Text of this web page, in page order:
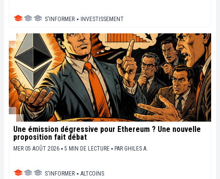
S'INFORMER ▪ INVESTISSEMENT
Une émission dégressive pour Ethereum ? Une nouvelle
proposition fait débat
MER 05 AOÛT 2026 ▪ 5 MIN DE LECTURE ▪ PAR GHILES A.
S'INFORMER ▪ ALTCOINS